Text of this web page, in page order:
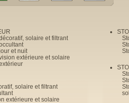
solaire et filtrant
et nuit
extérieure et solaire
solaire et filtrant
extérieure et solaire